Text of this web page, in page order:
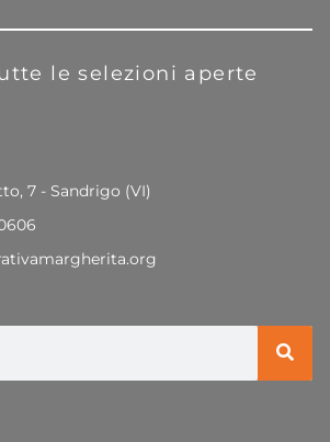
le selezioni aperte
7 - Sandrigo (VI)